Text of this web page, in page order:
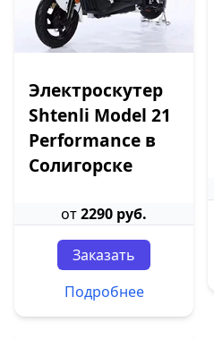
Электроскутер
Shtenli Model 21
Performance в
Солигорске
от2290 руб.
Заказать
Подробнее